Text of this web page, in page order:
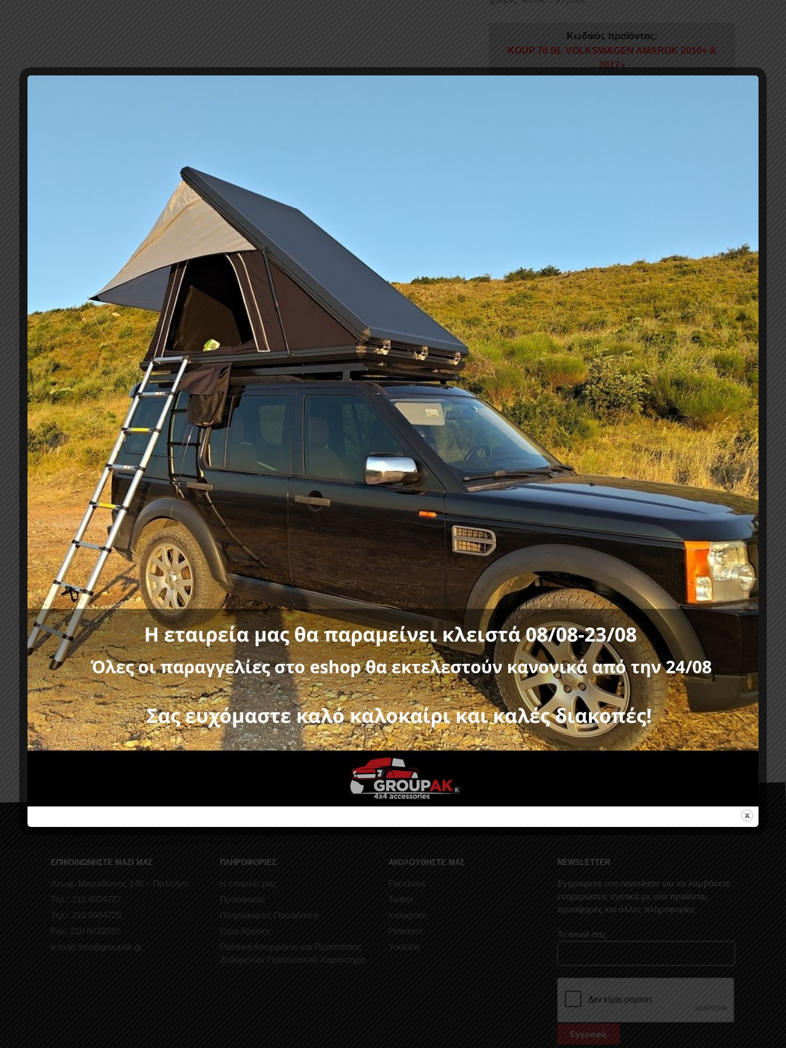
Κωδικός προϊόντος:
KOUP 70 BL VOLKSWAGEN AMAROK 2010+ &
2017+
ΚΑΡΟΤΣΑΣ
KOUP
70
BL
VOLKSWAGEN
AMAROK
2010+
&
2017+
ποσότητα
Προσθήκη στο καλάθι
Add to wishlist
Περιγραφή
Κουπαστές καρότσας sport design , βαρέως τύπου αποανοξείδωτησωλήνα βαμμένη σεμάτ μαύρο σαγρέμε γωνιές αποενισχυμένο αλουμίνιοβαμμένες σε μάτ
μαύρο σαγρέ(μήκος 70cm)
Απεριόριστη αντοχή για φόρτωση
Βαμμένες με ηλεκτροστατική βαφή σε μάτ μαύρο σαγρέ
Ειδικές πλαστικές τάπες βιδών
Κατηγορίες: AMAROK 2010+ & 2017+ (facelift) ΚΟΥΠΑΣΤΕΣ ΚΑΡΟΤΣΑΣ-ΔΕΣΤΡΕΣ,VOLKSWAGEN
Σχετικά προϊόντα
-11%
FORMULA ROLL-BAR RB 450 ISUZU
D-MAX 2007+
725,40€ 644,80€
χωρίς ΦΠΑ :520,00€
-11%
FORMULA ROLL-BAR RB 450 ISUZU
D-MAX 2012+ & 2016+
725,40€ 644,80€
χωρίς ΦΠΑ :520,00€
-11%
FORMULA ROLL-BAR RB 450 FORD
RANGER 2006-2012
725,40€ 644,80€
χωρίς ΦΠΑ :520,00€
ROLL-BAR RB 424BL-BAS NISSAN
NAVARA D23 NP300 2016+
806,00€
χωρίς ΦΠΑ :650,00 €
ΕΠΙΚΟΙΝΩΝΗΣΤΕ ΜΑΖΙ ΜΑΣ
Λεωφ. Μαραθώνος 146 – Παλλήνη
Τηλ.: 210 6034727
Τηλ.: 210 6034728
Fax: 210 6033920
e-mail: info@groupak.gr
ΠΛΗΡΟΦΟΡΙΕΣ
Η εταιρεία μας
Προσφορές
Πληροφορίες Παράδοσης
Όροι Χρήσης
Πολιτική Απορρήτου και Προστασίας
Δεδομένων Προσωπικού Χαρακτήρα
ΑΚΟΛΟΥΘΗΣΤΕ ΜΑΣ
Facebook
Twitter
Instagram
Pinterest
Youtube
NEWSLETTER
Εγγραφείτε στο newsletter για να λαμβάνετε
ενημερώσεις σχετικά με νέα προϊόντα,
προσφορές και άλλες πληροφορίες
Το email σας